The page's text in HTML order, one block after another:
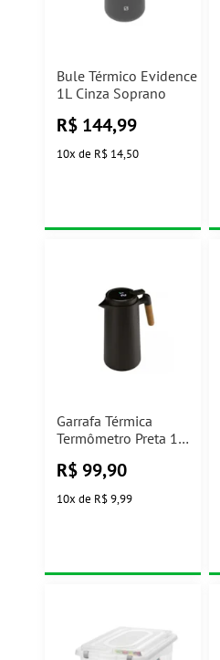
Bule Térmico Evidence
1L Cinza Soprano
R$ 144,99
10x de R$ 14,50
Garrafa Térmica
Termômetro Preta 1
R$ 99,90
10x de R$ 9,99